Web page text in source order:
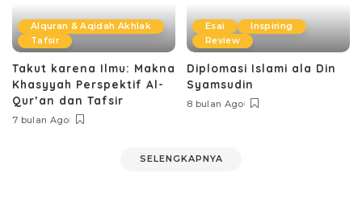
Alquran & Aqidah Akhlak
Tafsir
Takut karena Ilmu: Makna
Khasyyah Perspektif Al-
Qur’an dan Tafsir
7 bulan Ago
Esai
Inspiring
Review
Diplomasi Islami ala Din
Syamsudin
8 bulan Ago
SELENGKAPNYA